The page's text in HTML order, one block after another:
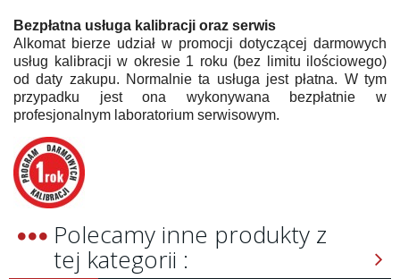
Bezpłatna usługa kalibracji oraz serwis
Alkomat bierze udział w promocji dotyczącej darmowych
usług kalibracji w okresie 1 roku (bez limitu ilościowego)
od daty zakupu. Normalnie ta usługa jest płatna. W tym
przypadku jest ona wykonywana bezpłatnie w
profesjonalnym laboratorium serwisowym.
Polecamy inne produkty z
tej kategorii :